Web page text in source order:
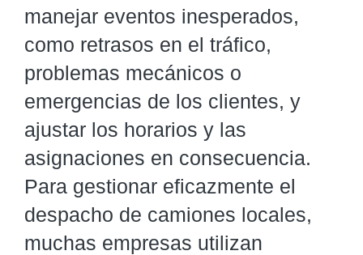
manejar eventos inesperados,
como retrasos en el tráfico,
problemas mecánicos o
emergencias de los clientes, y
ajustar los horarios y las
asignaciones en consecuencia.
Para gestionar eficazmente el
despacho de camiones locales,
muchas empresas utilizan